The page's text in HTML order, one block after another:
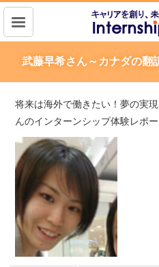
キャリアを作
Intership wolrd
武藤早希さん～カナダの翻
将来は海外で働きたい！夢の実
んのインターンシップ体験レポー